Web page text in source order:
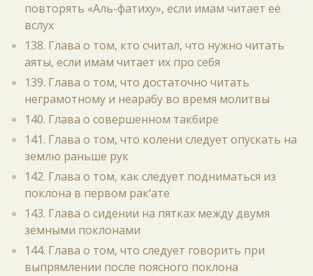
повторять «Аль-фатиху», если имам читает её
вслух
138. Глава о том, кто считал, что нужно читать
аяты, если имам читает их про себя
139. Глава о том, что достаточно читать
неграмотному и неарабу во время молитвы
140. Глава о совершенном такбире
141. Глава о том, что колени следует опускать на
землю раньше рук
142. Глава о том, как следует подниматься из
поклона в первом рак‘ате
143. Глава о сидении на пятках между двумя
земными поклонами
144. Глава о том, что следует говорить при
выпрямлении после поясного поклона